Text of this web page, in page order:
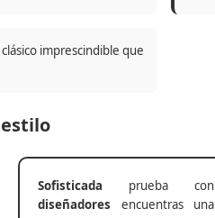
imprescindible que
Sofisticada prueba con
diseñadores encuentras una